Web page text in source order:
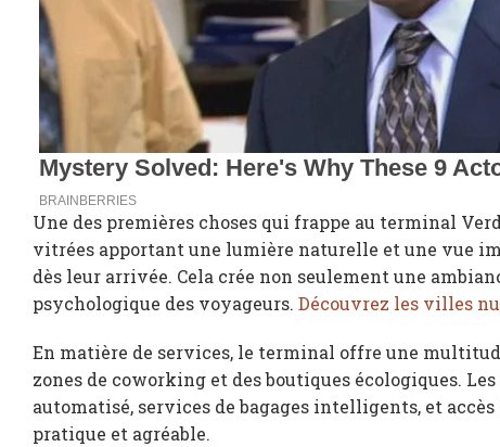
Une des premières choses qui frappe au terminal
vitrées apportant une lumière naturelle et une vue
dès leur arrivée. Cela crée non seulement une
psychologique des voyageurs. Découvrez les villes
En matière de services, le terminal offre une
zones de coworking et des boutiques écologiques.
automatisé, services de bagages intelligents, et
pratique et agréable.